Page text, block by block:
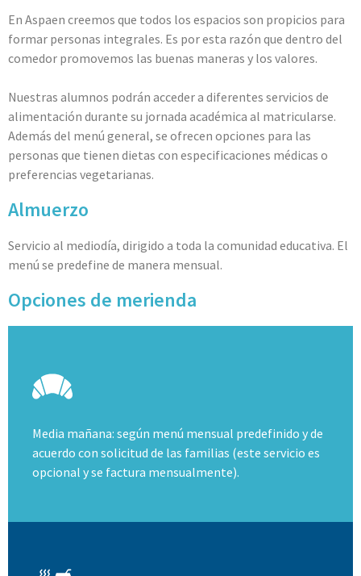
En Aspaen creemos que todos los espacios son propicios para
formar personas integrales. Es por esta razón que dentro del
comedor promovemos las buenas maneras y los valores.
Nuestras alumnos podrán acceder a diferentes servicios de
alimentación durante su jornada académica al matricularse.
Además del menú general, se ofrecen opciones para las
personas que tienen dietas con especificaciones médicas o
preferencias vegetarianas.
Almuerzo
Servicio al mediodía, dirigido a toda la comunidad educativa. El
menú se predefine de manera mensual.
Opciones de merienda
Media mañana: según menú mensual predefinido y de
acuerdo con solicitud de las familias (este servicio es
opcional y se factura mensualmente).